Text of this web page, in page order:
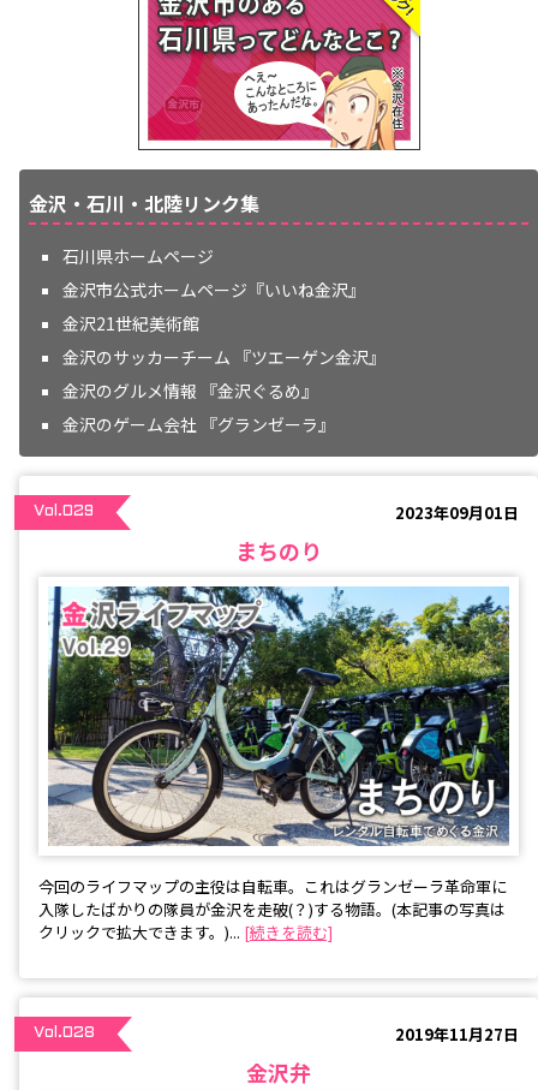
金沢・石川・北陸リンク集
石川県ホームページ
金沢市公式ホームページ『いいね金沢』
金沢21世紀美術館
金沢のサッカーチーム 『ツエーゲン金沢』
金沢のグルメ情報 『金沢ぐるめ』
金沢のゲーム会社 『グランゼーラ』
Vol.029 2023年09月01日
まちのり
今回のライフマップの主役は自転車。これはグランゼーラ革命軍に
入隊したばかりの隊員が金沢を走破(？)する物語。(本記事の写真は
クリックで拡大できます。)... [続きを読む]
Vol.028 2019年11月27日
金沢弁